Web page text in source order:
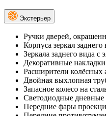
Экстерьер
Ручки дверей,
Корпуса зеркал
Зеркала заднего вида
Декоративные
Расширители колёсных
Двойная выхлопная
Запасное колесо на
Светодиодные
Передние фары